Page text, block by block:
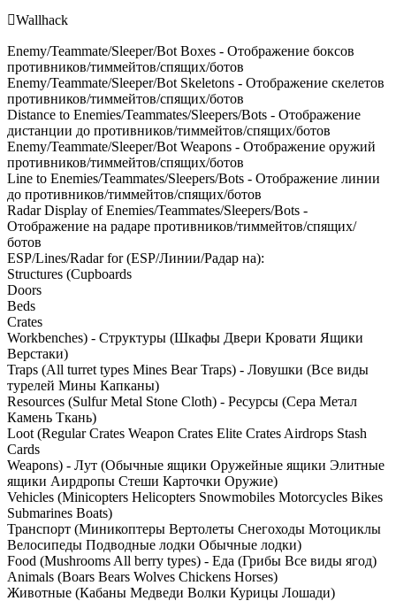
Wallhack
Enemy/Teammate/Sleeper/Bot Boxes - Отображение боксов
противников/тиммейтов/спящих/ботов
Enemy/Teammate/Sleeper/Bot Skeletons - Отображение скелетов
противников/тиммейтов/спящих/ботов
Distance to Enemies/Teammates/Sleepers/Bots - Отображение
дистанции до противников/тиммейтов/спящих/ботов
Enemy/Teammate/Sleeper/Bot Weapons - Отображение оружий
противников/тиммейтов/спящих/ботов
Line to Enemies/Teammates/Sleepers/Bots - Отображение линии
до противников/тиммейтов/спящих/ботов
Radar Display of Enemies/Teammates/Sleepers/Bots -
Отображение на радаре противников/тиммейтов/спящих/
ботов
ESP/Lines/Radar for (ESP/Линии/Радар на):
Structures (Cupboards
Doors
Beds
Crates
Workbenches) - Структуры (Шкафы Двери Кровати Ящики
Верстаки)
Traps (All turret types Mines Bear Traps) - Ловушки (Все виды
турелей Мины Капканы)
Resources (Sulfur Metal Stone Cloth) - Ресурсы (Сера Метал
Камень Ткань)
Loot (Regular Crates Weapon Crates Elite Crates Airdrops Stash
Cards
Weapons) - Лут (Обычные ящики Оружейные ящики Элитные
ящики Аирдропы Стеши Карточки Оружие)
Vehicles (Minicopters Helicopters Snowmobiles Motorcycles Bikes
Submarines Boats)
Транспорт (Миникоптеры Вертолеты Снегоходы Мотоциклы
Велосипеды Подводные лодки Обычные лодки)
Food (Mushrooms All berry types) - Еда (Грибы Все виды ягод)
Animals (Boars Bears Wolves Chickens Horses)
Животные (Кабаны Медведи Волки Курицы Лошади)